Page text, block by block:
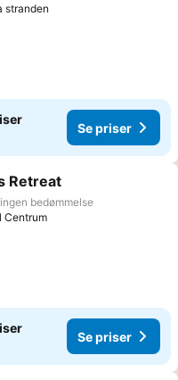
stranden
Se priser
favoritter
Retreat
bedømmelse
Centrum
Se priser